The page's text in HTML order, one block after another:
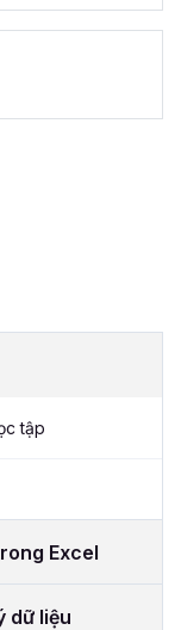
tập
Excel
dữ liệu